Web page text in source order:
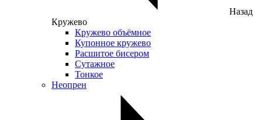
Назад
Кружево
Кружево объёмное
Купонное кружево
Расшитое бисером
Сутажное
Тонкое
Неопрен